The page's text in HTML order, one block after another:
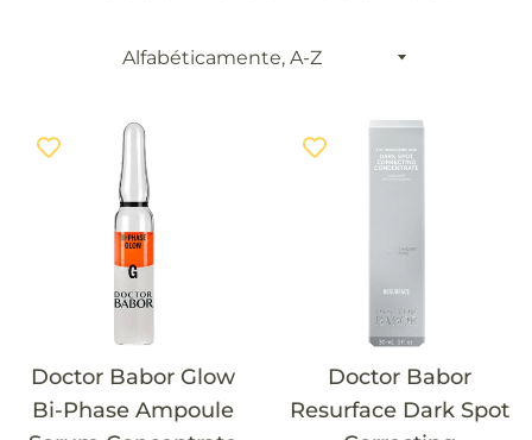
Ordenar
Doctor Babor Glow
Bi-Phase Ampoule
Doctor Babor
Resurface Dark Spot